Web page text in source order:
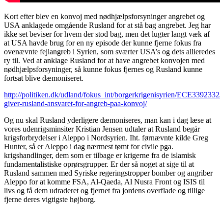
Kort efter blev en konvoj med nødhjælpsforsyninger angrebet og
USA anklagede omgående Rusland for at stå bag angrebet. Jeg har
ikke set beviser for hvem der stod bag, men det lugter langt væk af
at USA havde brug for en ny episode der kunne fjerne fokus fra
ovenævnte fejlangreb i Syrien, som sværter USA’s og dets allieredes
ry til. Ved at anklage Rusland for at have angrebet konvojen med
nødhjælpsforsyninger, så kunne fokus fjernes og Rusland kunne
fortsat blive dæmoniseret.
http://politiken.dk/udland/fokus_int/borgerkrigenisyrien/
giver-rusland-ansvaret-for-angreb-paa-konvoj/
Og nu skal Rusland yderligere dæmoniseres, man kan i dag læse at
vores udenrigsminsiter Kristian Jensen udtaler at Rusland begår
krigsforbrydelser i Aleppo i Nordsyrien. Iht. førnævnte kilde Greg
Hunter, så er Aleppo i dag nærmest tømt for civile pga.
krigshandlinger, dem som er tilbage er krigerne fra de islamisk
fundamentalistiske oprørsgrupper. Er der så noget at sige til at
Rusland sammen med Syriske regeringstropper bomber og angriber
Aleppo for at komme FSA, Al-Qaeda, Al Nusra Front og ISIS til
livs og få dem udraderet og fjernet fra jordens overflade og tillige
fjerne deres vigtigste højborg.